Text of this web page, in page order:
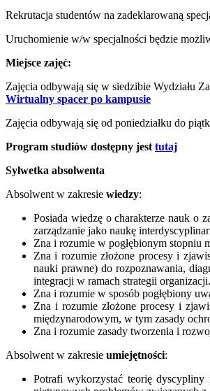
Rekrutacja studentów na zadeklarowaną
Uruchomienie w/w specjalności będzie
Miejsce zajęć:
Zajęcia odbywają się w siedzibie Wydziału
Wirtualny spacer po kampusie
Zajęcia odbywają się od poniedziałku do
Program studiów dostępny jest tutaj
Sylwetka absolwenta
Absolwent w zakresie wiedzy:
Posiada wiedzę o charakterze nauk o
zarządzanie jako naukę
Zna i rozumie w pogłębionym stopniu
Zna i rozumie złożone procesy i
nauki prawne) do rozpoznawania,
integracji w ramach strategii organizacji.
Zna i rozumie w sposób pogłębiony
Zna i rozumie złożone procesy i
międzynarodowym, w tym zasady
Zna i rozumie zasady tworzenia i
Absolwent w zakresie umiejętności:
Potrafi wykorzystać teorię dyscypliny